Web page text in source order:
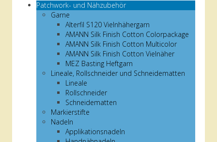
Patchwork- und Nähzubehör
Garne
Alterfil S120 Vielnhähergarn
AMANN Silk Finish Cotton Colorpackage
AMANN Silk Finish Cotton Multicolor
AMANN Silk Finish Cotton Vielnäher
MEZ Basting Heftgarn
Lineale, Rollschneider und Schneidematten
Lineale
Rollschneider
Schneidematten
Markierstifte
Nadeln
Applikationsnadeln